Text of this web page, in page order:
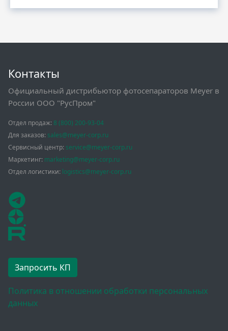
Контакты
Официальный дистрибьютор фотосепараторов Meyer в
России ООО "РусПром"
Отдел продаж: 8 (800) 200-93-04
Для заказов: sales@meyer-corp.ru
Сервисный центр: service@meyer-corp.ru
Маркетинг: marketing@meyer-corp.ru
Отдел логистики: logistics@meyer-corp.ru
Запросить КП
Политика в отношении обработки персональных
данных